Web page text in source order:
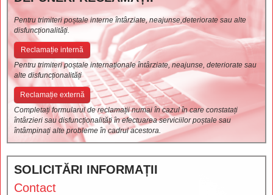
Pentru trimiteri poștale interne întârziate, neajunse,deteriorate sau alte
disfuncționalități.
Reclamație internă
Pentru trimiteri poștale internaționale întârziate, neajunse, deteriorate sau
alte disfuncționalități
Reclamație externă
Completați formularul de reclamații numai în cazul în care constatați
întârzieri sau disfuncționalități în efectuarea serviciilor poștale sau
întâmpinați alte probleme în cadrul acestora.
SOLICITĂRI INFORMAȚII
Contact